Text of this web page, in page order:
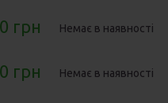
грн Немає в наявності
грн Немає в наявності